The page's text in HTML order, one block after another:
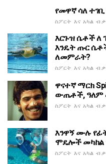
የመዋኛ ሳለ
ስፖርት እና አካል
እርጉዝ ሴቶች ለ
እንዴት ጡር
ለመምራት?
ስፖርት እና አካል
ዋናተኛ ማርክ
ውጤቶች, ዓለም
ስፖርት እና አካል
እንዋኝ ሙሉ
ሞዴሎች መካከል
ስፖርት እና አካል